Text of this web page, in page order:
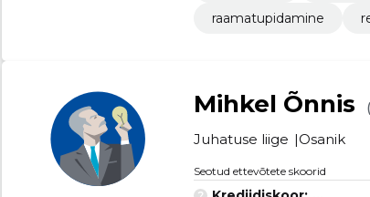
raamatupidamine
Mihkel Õnnis
Juhatuse liige
Osanik
Seotud ettevõtete skoorid